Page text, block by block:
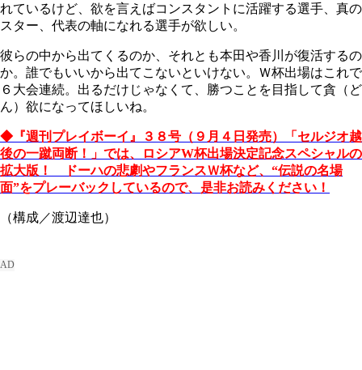
れているけど、欲を言えばコンスタントに活躍する選手、真の
スター、代表の軸になれる選手が欲しい。
彼らの中から出てくるのか、それとも本田や香川が復活するの
か。誰でもいいから出てこないといけない。Ｗ杯出場はこれで
６大会連続。出るだけじゃなくて、勝つことを目指して貪（ど
ん）欲になってほしいね。
◆『週刊プレイボーイ』３８号（９月４日発売）「セルジオ越
後の一蹴両断！」では、ロシアW杯出場決定記念スペシャルの
拡大版！ ドーハの悲劇やフランスＷ杯など、“伝説の名場
面”をプレーバックしているので、是非お読みください！
（構成／渡辺達也）